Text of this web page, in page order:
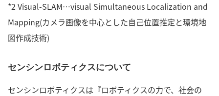
*2 Visual-SLAM…visual Simultaneous Localization and
Mapping(カメラ画像を中心とした自己位置推定と環境地
図作成技術)
センシンロボティクスについて
センシンロボティクスは『ロボティクスの力で、社会の